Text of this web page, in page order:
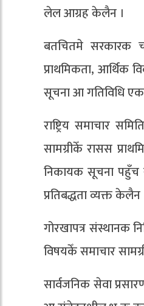
लेल आग्रह केलैन ।
बतचितमे सरकारक
प्राथमिकता, आर्थिक
सूचना आ गतिविधि
राष्ट्रिय समाचार
सामग्रीकेँ रासस
निकायक सूचना पहुँच
प्रतिबद्धता व्यक्त केलैन
गोरखापत्र संस्थानक
विषयकेँ समाचार
सार्वजनिक सेवा